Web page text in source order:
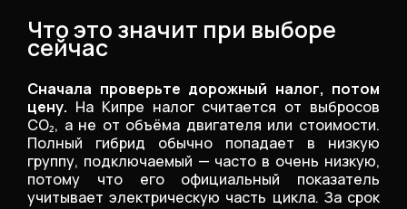
Что это значит при выборе
сейчас
Сначала проверьте дорожный налог, потом
цену. На Кипре налог считается от выбросов
CO₂, а не от объёма двигателя или стоимости.
Полный гибрид обычно попадает в низкую
группу, подключаемый — часто в очень низкую,
потому что его официальный показатель
учитывает электрическую часть цикла. За срок